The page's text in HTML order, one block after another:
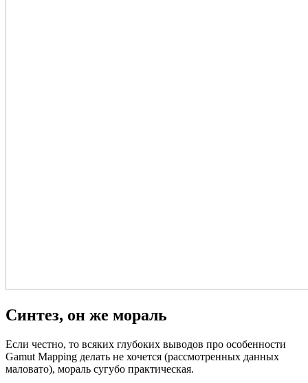
Синтез, он же мораль
Если честно, то всяких глубоких выводов про особенности
Gamut Mapping делать не хочется (рассмотренных данных
маловато), мораль сугубо практическая.